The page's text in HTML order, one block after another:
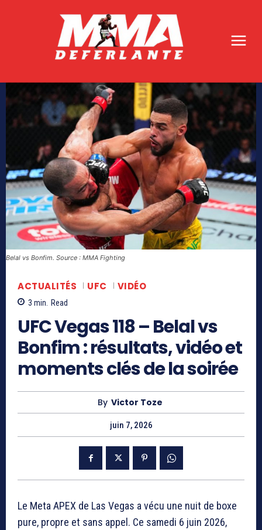
Belal vs Bonfim. Source : MMA Fighting
ACTUALITÉS UFC VIDÉO
3 min. Read
UFC Vegas 118 – Belal vs
Bonfim : résultats, vidéo et
moments clés de la soirée
By Victor Toze
juin 7, 2026
Le Meta APEX de Las Vegas a vécu une nuit de boxe
pure, propre et sans appel. Ce samedi 6 juin 2026,